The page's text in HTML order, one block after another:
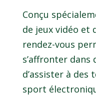
Conçu
de jeux vidéo et
rendez-vous
s’affronter dans
d’assister à
sport